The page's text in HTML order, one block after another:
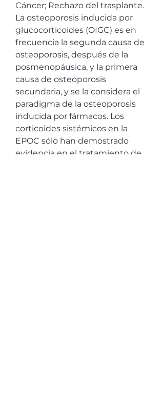
Cáncer; Rechazo del trasplante.
La osteoporosis inducida por
glucocorticoides (OIGC) es en
frecuencia la segunda causa de
osteoporosis, después de la
posmenopáusica, y la primera
causa de osteoporosis
secundaria, y se la considera el
paradigma de la osteoporosis
inducida por fármacos. Los
corticoides sistémicos en la
EPOC sólo han demostrado
evidencia en el tratamiento de